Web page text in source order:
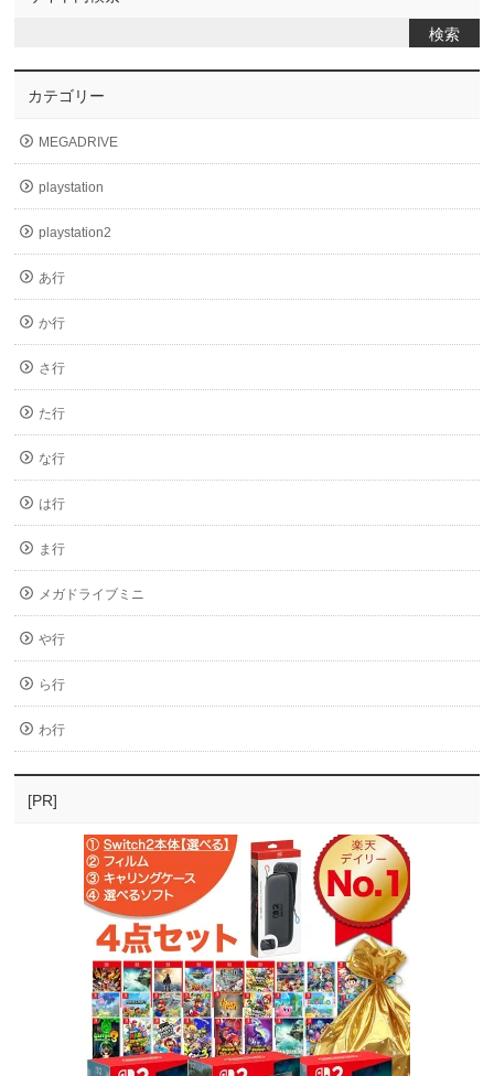
カテゴリー
MEGADRIVE
playstation
playstation2
あ行
か行
さ行
た行
な行
は行
ま行
メガドライブミニ
や行
ら行
わ行
[PR]